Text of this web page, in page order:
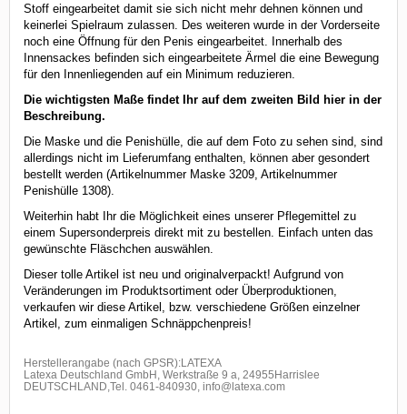
Stoff eingearbeitet damit sie sich nicht mehr dehnen können und
keinerlei Spielraum zulassen. Des weiteren wurde in der Vorderseite
noch eine Öffnung für den Penis eingearbeitet. Innerhalb des
Innensackes befinden sich eingearbeitete Ärmel die eine Bewegung
für den Innenliegenden auf ein Minimum reduzieren.
Die wichtigsten Maße findet Ihr auf dem zweiten Bild hier in der
Beschreibung.
Die Maske und die Penishülle, die auf dem Foto zu sehen sind, sind
allerdings nicht im Lieferumfang enthalten, können aber gesondert
bestellt werden (Artikelnummer Maske 3209, Artikelnummer
Penishülle 1308).
Weiterhin habt Ihr die Möglichkeit eines unserer Pflegemittel zu
einem Supersonderpreis direkt mit zu bestellen. Einfach unten das
gewünschte Fläschchen auswählen.
Dieser tolle Artikel ist neu und originalverpackt! Aufgrund von
Veränderungen im Produktsortiment oder Überproduktionen,
verkaufen wir diese Artikel, bzw. verschiedene Größen einzelner
Artikel, zum einmaligen Schnäppchenpreis!
Herstellerangabe (nach GPSR):LATEXA
Latexa Deutschland GmbH, Werkstraße 9 a, 24955Harrislee
DEUTSCHLAND,Tel. 0461-840930, info@latexa.com